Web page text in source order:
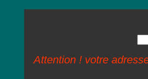
Attention ! votre